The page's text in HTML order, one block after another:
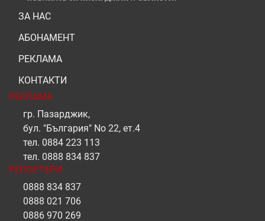
ЗА НАС
АБОНАМЕНТ
РЕКЛАМА
КОНТАКТИ
РЕКЛАМА
гр. Пазарджик,
бул. "България" No 22, ет.4
тел. 0884 223 113
тел. 0888 834 837
РЕПОРТЕРИ
0888 834 837
0888 021 706
0886 970 269